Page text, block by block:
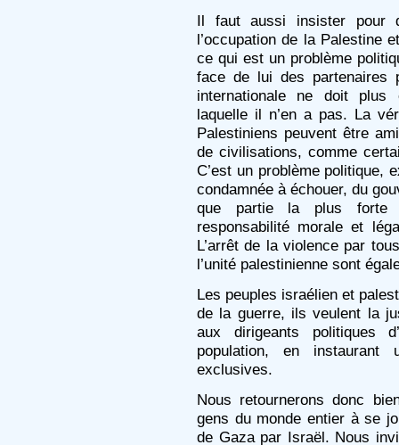
Il faut aussi insister pour
l’occupation de la Palestine
ce qui est un problème
face de lui des partenaires
internationale ne doit plus
laquelle il n’en a pas. La
Palestiniens peuvent être
de civilisations, comme
C’est un problème politique,
condamnée à échouer, du
que partie la plus forte
responsabilité morale et
L’arrêt de la violence par
l’unité palestinienne sont
Les peuples israélien et
de la guerre, ils veulent la
aux dirigeants politiques
population, en instaurant
exclusives.
Nous retournerons donc
gens du monde entier à se
de Gaza par Israël. Nous